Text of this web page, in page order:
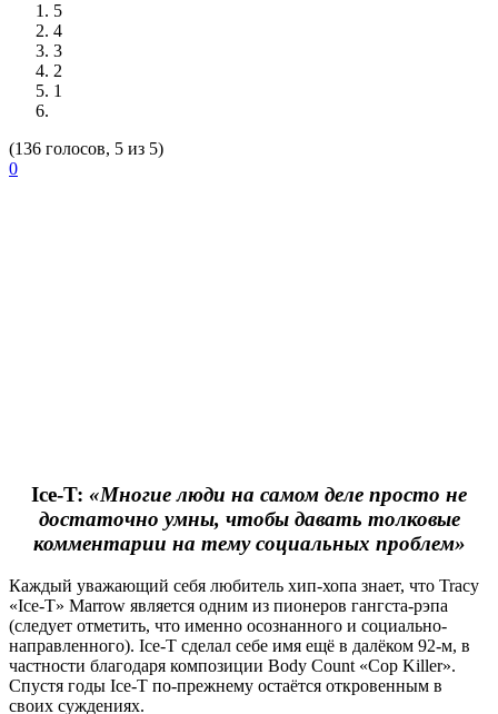
5
4
3
2
1
(136 голосов, 5 из 5)
0
Ice-T: «Многие люди на самом деле просто не
достаточно умны, чтобы давать толковые
комментарии на тему социальных проблем»
Каждый уважающий себя любитель хип-хопа знает, что Tracy
«Ice-T» Marrow является одним из пионеров гангста-рэпа
(следует отметить, что именно осознанного и социально-
направленного). Ice-T сделал себе имя ещё в далёком 92-м, в
частности благодаря композиции Body Count «Cop Killer».
Спустя годы Ice-T по-прежнему остаётся откровенным в
своих суждениях.